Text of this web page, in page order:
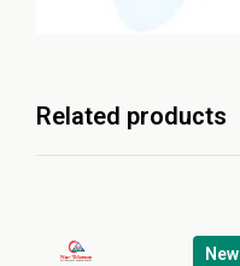
Related products
New